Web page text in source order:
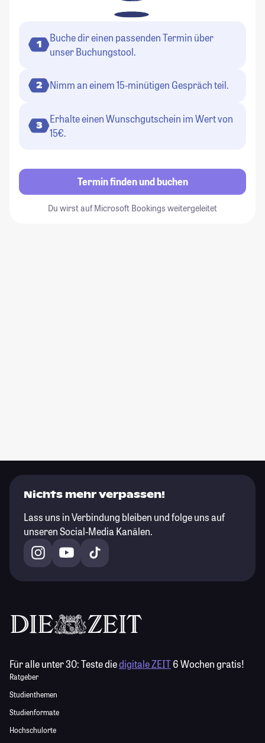
1
Buche dir einen passenden Termin über
unser Buchungstool.
2 Nimm an einem 15-minütigen Gespräch teil.
3
Erhalte einen Wunschgutschein im Wert von
15€.
Termin finden und buchen
Du wirst auf Microsoft Bookings weitergeleitet
Nichts mehr verpassen!
Lass uns in Verbindung bleiben und folge uns auf
unseren Social-Media Kanälen.
Für alle unter 30:Teste diedigitale ZEIT6 Wochen gratis!
Ratgeber
Studienthemen
Studienformate
Hochschulorte